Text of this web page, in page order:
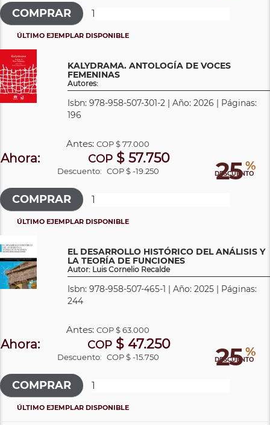
ÚLTIMO EJEMPLAR DISPONIBLE
KALYDRAMA. ANTOLOGÍA DE VOCES
FEMENINAS
Autores:
Isbn: 978-958-507-301-2 | Año: 2026 | Páginas:
196
25 %
DESCUENTO
Antes:COP$ 77.000
Ahora: COP $ 57.750
Descuento: COP $ -19.250
ÚLTIMO EJEMPLAR DISPONIBLE
EL DESARROLLO HISTÓRICO DEL ANÁLISIS Y
LA TEORÍA DE FUNCIONES
Autor: Luis Cornelio Recalde
Isbn: 978-958-507-465-1 | Año: 2025 | Páginas:
244
25 %
DESCUENTO
Antes:COP$ 63.000
Ahora: COP $ 47.250
Descuento: COP $ -15.750
ÚLTIMO EJEMPLAR DISPONIBLE